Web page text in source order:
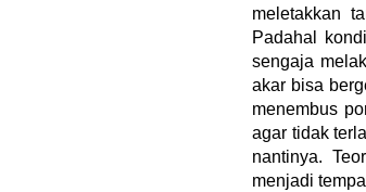
meletakkan
Padahal
sengaja
akar bisa
menembus
agar tidak
nantinya.
menjadi